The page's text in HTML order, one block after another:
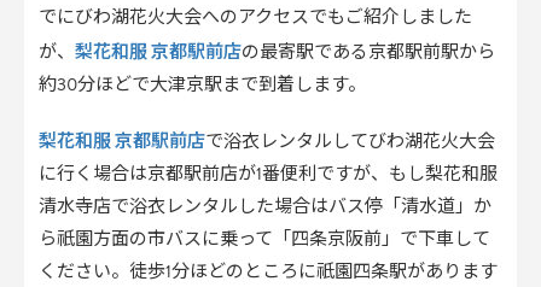
でにびわ湖花火大会へのアクセスでもご紹介しました
が、 梨花和服 京都駅前店の最寄駅である京都駅前駅から
約30分ほどで大津京駅まで到着します。
梨花和服 京都駅前店で浴衣レンタルしてびわ湖花火大会
に行く場合は京都駅前店が1番便利ですが、もし梨花和服
清水寺店で浴衣レンタルした場合はバス停「清水道」か
ら祇園方面の市バスに乗って「四条京阪前」で下車して
ください。徒歩1分ほどのところに祇園四条駅があります